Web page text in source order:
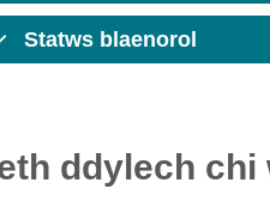
Statws blaenorol
ddylech